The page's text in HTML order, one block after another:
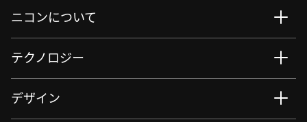
ニコンについて
テクノロジー
デザイン